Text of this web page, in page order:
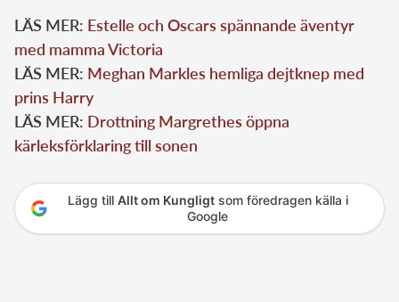
LÄS MER: Estelle och Oscars spännande äventyr
med mamma Victoria
LÄS MER: Meghan Markles hemliga dejtknep med
prins Harry
LÄS MER: Drottning Margrethes öppna
kärleksförklaring till sonen
Lägg till Allt om Kungligtsom föredragen källa i
Google